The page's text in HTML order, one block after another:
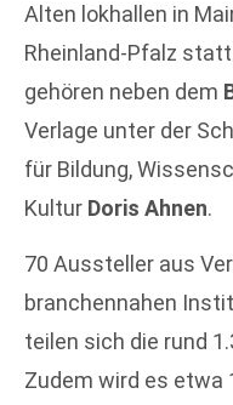
Alten lokhallen in
Rheinland-Pfalz
gehören neben dem
Verlage unter der
für Bildung,
Kultur Doris Ahnen.
70 Aussteller aus
branchennahen
teilen sich die rund
Zudem wird es etwa